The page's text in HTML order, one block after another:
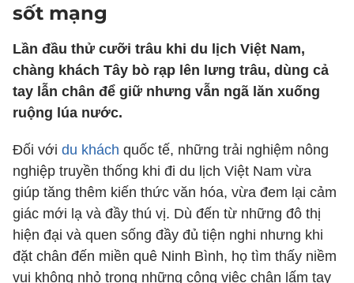
sốt mạng
Lần đầu thử cưỡi trâu khi du lịch Việt Nam,
chàng khách Tây bò rạp lên lưng trâu, dùng cả
tay lẫn chân để giữ nhưng vẫn ngã lăn xuống
ruộng lúa nước.
Đối với du khách quốc tế, những trải nghiệm nông
nghiệp truyền thống khi đi du lịch Việt Nam vừa
giúp tăng thêm kiến thức văn hóa, vừa đem lại cảm
giác mới lạ và đầy thú vị. Dù đến từ những đô thị
hiện đại và quen sống đầy đủ tiện nghi nhưng khi
đặt chân đến miền quê Ninh Bình, họ tìm thấy niềm
vui không nhỏ trong những công việc chân lấm tay